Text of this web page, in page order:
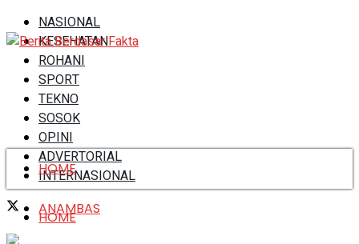
NASIONAL
KESEHATAN
ROHANI
SPORT
TEKNO
SOSOK
OPINI
ADVERTORIAL
INTERNASIONAL
HOME
ANAMBAS
HOME